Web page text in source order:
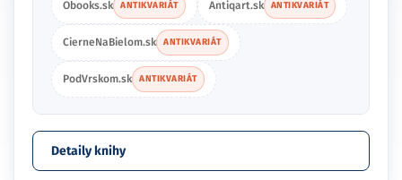
Obooks.sk ANTIKVARIÁT Antiqart.sk ANTIKVARIÁT
CierneNaBielom.sk ANTIKVARIÁT
PodVrskom.sk ANTIKVARIÁT
Detaily knihy